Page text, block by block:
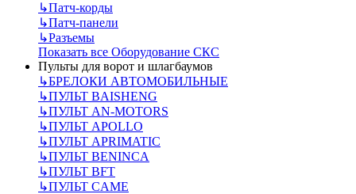
↳Патч-корды
↳Патч-панели
↳Разъемы
Показать все Оборудование СКС
Пульты для ворот и шлагбаумов
↳БРЕЛОКИ АВТОМОБИЛЬНЫЕ
↳ПУЛЬТ BAISHENG
↳ПУЛЬТ AN-MOTORS
↳ПУЛЬТ APOLLO
↳ПУЛЬТ APRIMATIC
↳ПУЛЬТ BENINCA
↳ПУЛЬТ BFT
↳ПУЛЬТ CAME